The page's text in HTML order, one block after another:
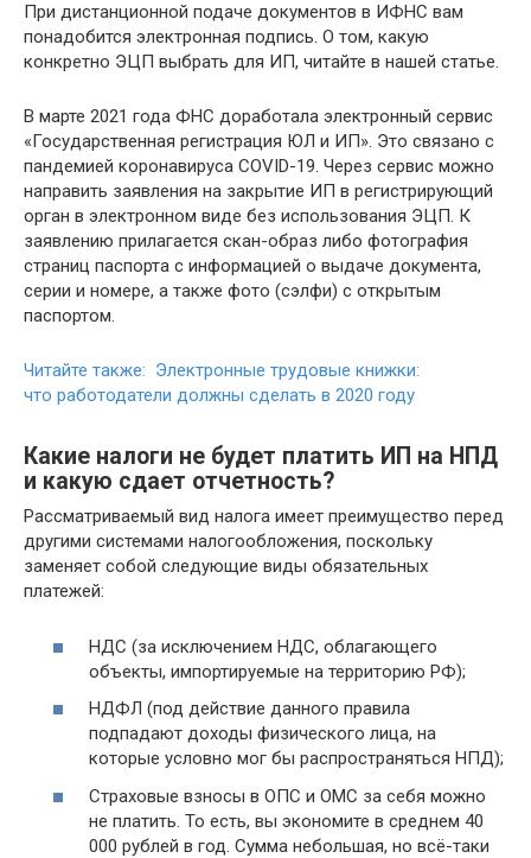
При дистанционной подаче документов в ИФНС вам
понадобится электронная подпись. О том, какую
конкретно ЭЦП выбрать для ИП, читайте в нашей статье.
В марте 2021 года ФНС доработала электронный сервис
«Государственная регистрация ЮЛ и ИП». Это связано с
пандемией коронавируса COVID-19. Через сервис можно
направить заявления на закрытие ИП в регистрирующий
орган в электронном виде без использования ЭЦП. К
заявлению прилагается скан-образ либо фотография
страниц паспорта с информацией о выдаче документа,
серии и номере, а также фото (сэлфи) с открытым
паспортом.
Читайте также: Электронные трудовые книжки:
что работодатели должны сделать в 2020 году
Какие налоги не будет платить ИП на НПД
и какую сдает отчетность?
Рассматриваемый вид налога имеет преимущество перед
другими системами налогообложения, поскольку
заменяет собой следующие виды обязательных
платежей:
НДС (за исключением НДС, облагающего
объекты, импортируемые на территорию РФ);
НДФЛ (под действие данного правила
подпадают доходы физического лица, на
которые условно мог бы распространяться НПД);
Страховые взносы в ОПС и ОМС за себя можно
не платить. То есть, вы экономите в среднем 40
000 рублей в год. Сумма небольшая, но всё-таки